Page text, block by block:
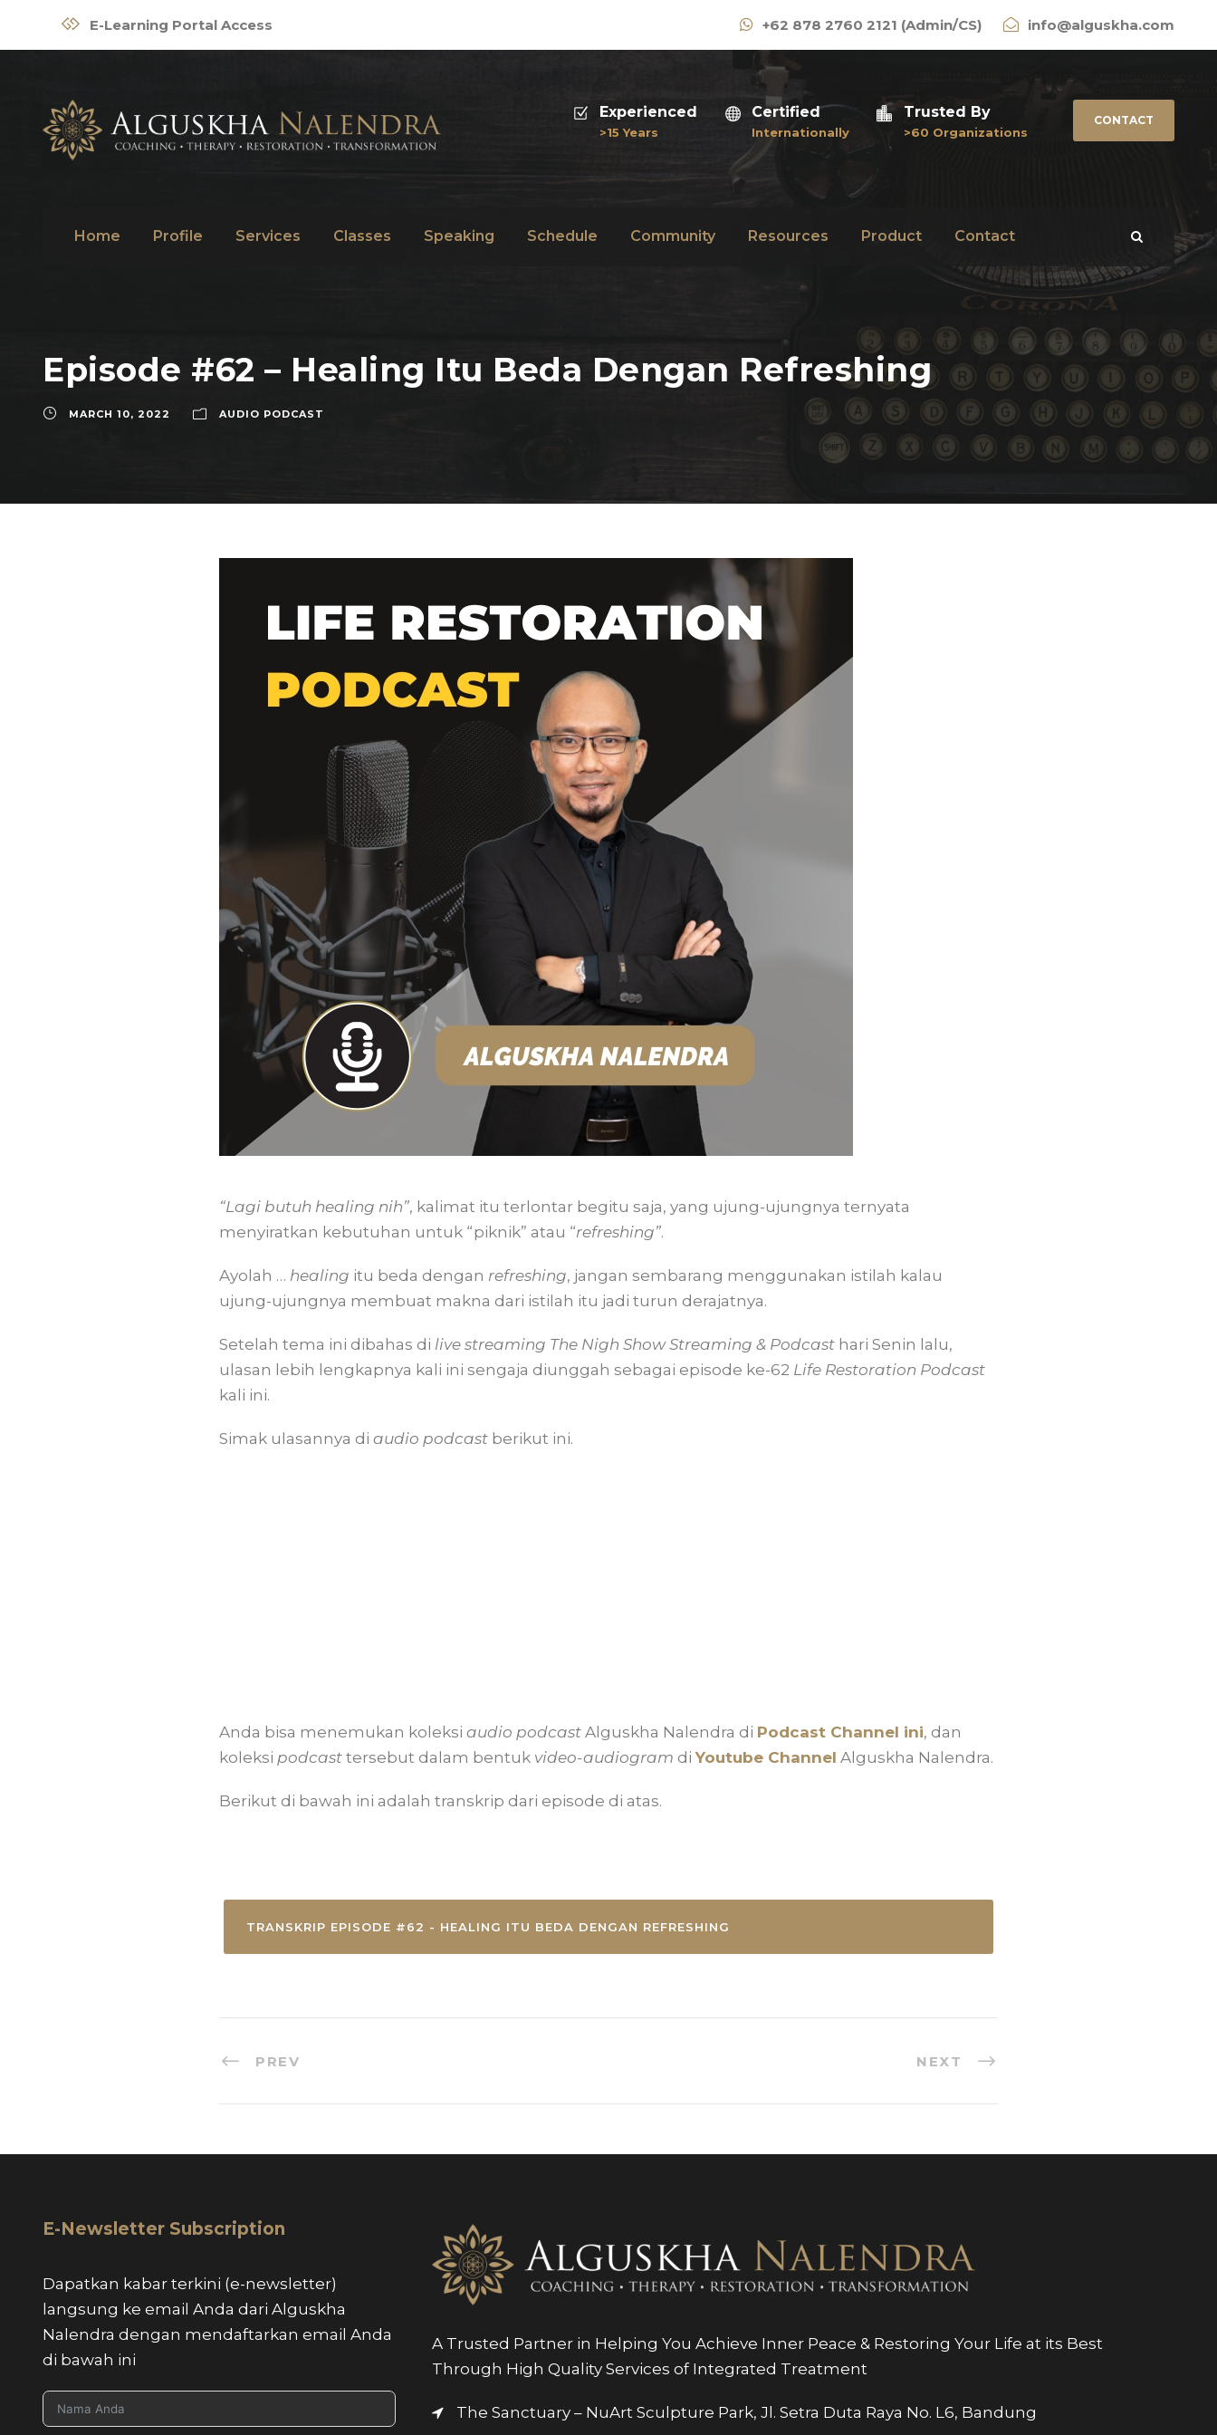
E-Learning Portal Access +62 878 2760 2121 (Admin/CS) info@alguskha.com
Experienced
>15 Years
Certified
Internationally
Trusted By
>60 Organizations
CONTACT
Home Profile Services Classes Speaking Schedule Community Resources Product Contact
Episode #62 – Healing Itu Beda Dengan Refreshing
MARCH 10, 2022 AUDIO PODCAST
“Lagi butuh healing nih”, kalimat itu terlontar begitu saja, yang ujung-ujungnya ternyata
menyiratkan kebutuhan untuk “piknik” atau “refreshing”.
Ayolah … healing itu beda dengan refreshing, jangan sembarang menggunakan istilah kalau
ujung-ujungnya membuat makna dari istilah itu jadi turun derajatnya.
Setelah tema ini dibahas di live streaming The Nigh Show Streaming & Podcast hari Senin lalu,
ulasan lebih lengkapnya kali ini sengaja diunggah sebagai episode ke-62 Life Restoration Podcast
kali ini.
Simak ulasannya di audio podcast berikut ini.
Anda bisa menemukan koleksi audio podcast Alguskha Nalendra di Podcast Channel ini, dan
koleksi podcast tersebut dalam bentuk video-audiogram diYoutube Channel Alguskha Nalendra.
Berikut di bawah ini adalah transkrip dari episode di atas.
TRANSKRIP EPISODE #62 - HEALING ITU BEDA DENGAN REFRESHING
PREV NEXT
E-Newsletter Subscription
Dapatkan kabar terkini (e-newsletter)
langsung ke email Anda dari Alguskha
Nalendra dengan mendaftarkan email Anda
di bawah ini
A Trusted Partner in Helping You Achieve Inner Peace & Restoring Your Life at its Best
Through High Quality Services of Integrated Treatment
The Sanctuary – NuArt Sculpture Park, Jl. Setra Duta Raya No. L6, Bandung